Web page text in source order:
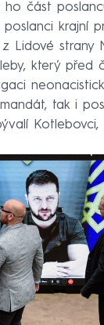
ho část
krajní
Lidové strany
který před
tak i
Kotlebovci,